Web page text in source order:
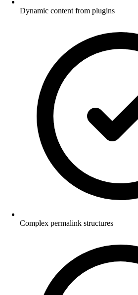
Dynamic content from plugins
Complex permalink structures